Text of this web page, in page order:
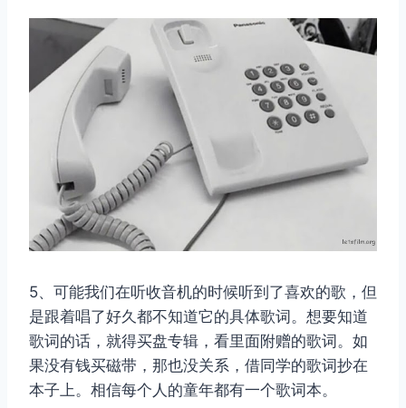
5、可能我们在听收音机的时候听到了喜欢的歌，但
是跟着唱了好久都不知道它的具体歌词。想要知道
歌词的话，就得买盘专辑，看里面附赠的歌词。如
果没有钱买磁带，那也没关系，借同学的歌词抄在
本子上。相信每个人的童年都有一个歌词本。